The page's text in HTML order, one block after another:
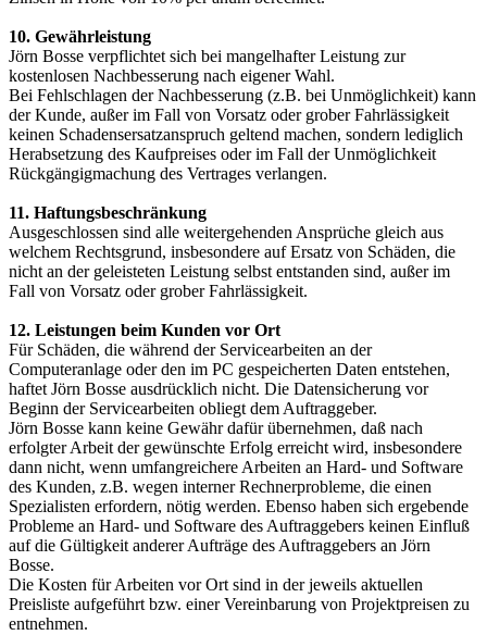
10. Gewährleistung
Jörn Bosse verpflichtet sich bei mangelhafter Leistung zur
kostenlosen Nachbesserung nach eigener Wahl.
Bei Fehlschlagen der Nachbesserung (z.B. bei Unmöglichkeit) kann
der Kunde, außer im Fall von Vorsatz oder grober Fahrlässigkeit
keinen Schadensersatzanspruch geltend machen, sondern lediglich
Herabsetzung des Kaufpreises oder im Fall der Unmöglichkeit
Rückgängigmachung des Vertrages verlangen.
11. Haftungsbeschränkung
Ausgeschlossen sind alle weitergehenden Ansprüche gleich aus
welchem Rechtsgrund, insbesondere auf Ersatz von Schäden, die
nicht an der geleisteten Leistung selbst entstanden sind, außer im
Fall von Vorsatz oder grober Fahrlässigkeit.
12. Leistungen beim Kunden vor Ort
Für Schäden, die während der Servicearbeiten an der
Computeranlage oder den im PC gespeicherten Daten entstehen,
haftet Jörn Bosse ausdrücklich nicht. Die Datensicherung vor
Beginn der Servicearbeiten obliegt dem Auftraggeber.
Jörn Bosse kann keine Gewähr dafür übernehmen, daß nach
erfolgter Arbeit der gewünschte Erfolg erreicht wird, insbesondere
dann nicht, wenn umfangreichere Arbeiten an Hard- und Software
des Kunden, z.B. wegen interner Rechnerprobleme, die einen
Spezialisten erfordern, nötig werden. Ebenso haben sich ergebende
Probleme an Hard- und Software des Auftraggebers keinen Einfluß
auf die Gültigkeit anderer Aufträge des Auftraggebers an Jörn
Bosse.
Die Kosten für Arbeiten vor Ort sind in der jeweils aktuellen
Preisliste aufgeführt bzw. einer Vereinbarung von Projektpreisen zu
entnehmen.